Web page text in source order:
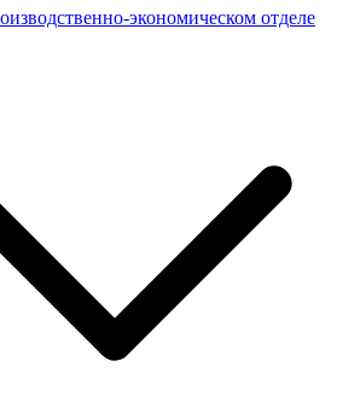
экономическом отделе